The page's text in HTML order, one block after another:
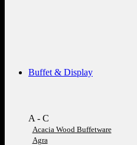
Buffet & Display
A - C
Acacia Wood Buffetware
Agra